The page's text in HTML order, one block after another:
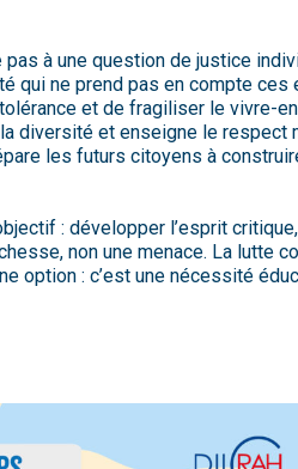
à une question de justice
qui ne prend pas en compte ces
et de fragiliser le vivre-
diversité et enseigne le respect
les futurs citoyens à
: développer l’esprit
non une menace. La lutte
option : c’est une nécessité